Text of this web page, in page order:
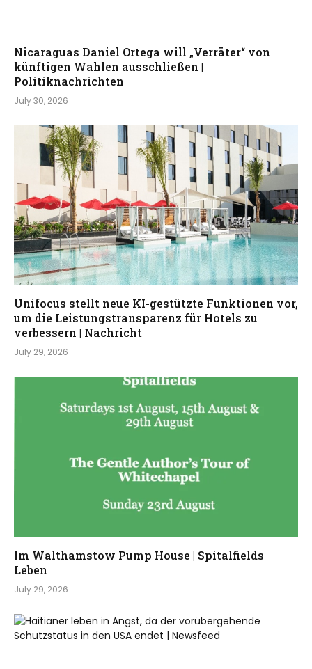
Nicaraguas Daniel Ortega will „Verräter“ von
künftigen Wahlen ausschließen |
Politiknachrichten
July 30, 2026
Unifocus stellt neue KI-gestützte Funktionen vor,
um die Leistungstransparenz für Hotels zu
verbessern | Nachricht
July 29, 2026
Im Walthamstow Pump House | Spitalfields
Leben
July 29, 2026